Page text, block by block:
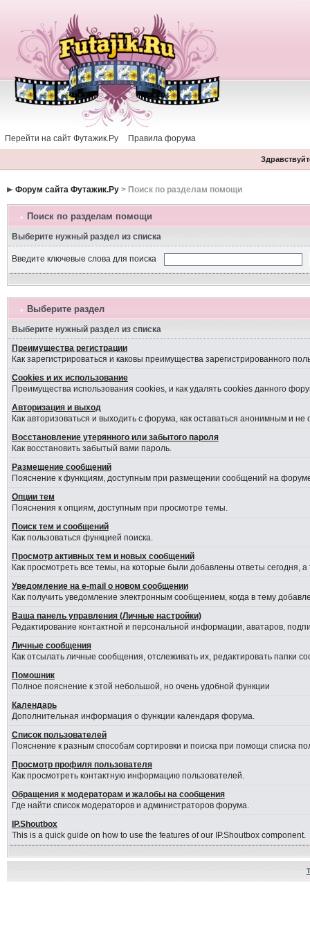
Перейти на сайт Футажик.Ру Правила форума
Форум сайта Футажик.Ру> Поиск по разделам помощи
Поиск по разделам помощи
Выберите нужный раздел из списка
Введите ключевые слова для поиска
Выберите раздел
Выберите нужный раздел из списка
Преимущества регистрации
Как зарегистрироваться и каковы преимущества зарегистрированного
Cookies и их использование
Преимущества использования cookies, и как удалять cookies данного
Авторизация и выход
Как авторизоваться и выходить с форума, как оставаться анонимным и
Восстановление утерянного или забытого пароля
Как восстановить забытый вами пароль.
Размещение сообщений
Пояснение к функциям, доступным при размещении сообщений на
Опции тем
Пояснения к опциям, доступным при просмотре темы.
Поиск тем и сообщений
Как пользоваться функцией поиска.
Просмотр активных тем и новых сообщений
Как просмотреть все темы, на которые были добавлены ответы сегодня,
Уведомление на е-mail о новом сообщении
Как получить уведомление электронным сообщением, когда в тему
Ваша панель управления (Личные настройки)
Редактирование контактной и персональной информации, аватаров,
Личные сообщения
Как отсылать личные сообщения, отслеживать их, редактировать папки
Помошник
Полное пояснение к этой небольшой, но очень удобной функции
Календарь
Дополнительная информация о функции календаря форума.
Список пользователей
Пояснение к разным способам сортировки и поиска при помощи списка
Просмотр профиля пользователя
Как просмотреть контактную информацию пользователей.
Обращения к модераторам и жалобы на сообщения
Где найти список модераторов и администраторов форума.
IP.Shoutbox
This is a quick guide on how to use the features of our IP.Shoutbox component.